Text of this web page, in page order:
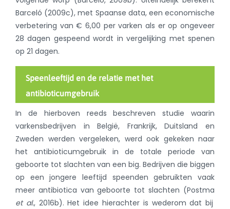
Barceló (2009c), met Spaanse data, een economische
verbetering van € 6,00 per varken als er op ongeveer
28 dagen gespeend wordt in vergelijking met spenen
op 21 dagen.
Speenleeftijd en de relatie met het
antibioticumgebruik
In de hierboven reeds beschreven studie waarin
varkensbedrijven in België, Frankrijk, Duitsland en
Zweden werden vergeleken, werd ook gekeken naar
het antibioticumgebruik in de totale periode van
geboorte tot slachten van een big. Bedrijven die biggen
op een jongere leeftijd speenden gebruikten vaak
meer antibiotica van geboorte tot slachten (Postma
et al., 2016b). Het idee hierachter is wederom dat bij